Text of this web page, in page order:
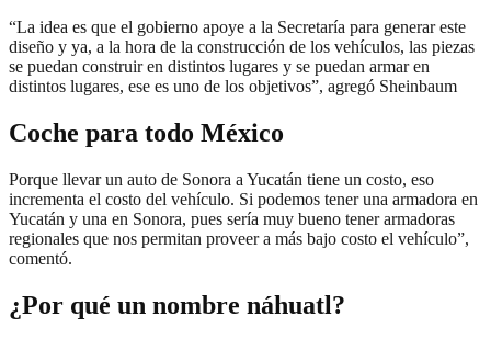
“La idea es que el gobierno apoye a la Secretaría para generar este
diseño y ya, a la hora de la construcción de los vehículos, las piezas
se puedan construir en distintos lugares y se puedan armar en
distintos lugares, ese es uno de los objetivos”, agregó Sheinbaum
Coche para todo México
Porque llevar un auto de Sonora a Yucatán tiene un costo, eso
incrementa el costo del vehículo. Si podemos tener una armadora en
Yucatán y una en Sonora, pues sería muy bueno tener armadoras
regionales que nos permitan proveer a más bajo costo el vehículo”,
comentó.
¿Por qué un nombre náhuatl?